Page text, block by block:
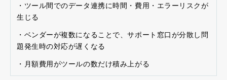
・ツール間でのデータ連携に時間・費用・エラーリスクが
生じる
・ベンダーが複数になることで、サポート窓口が分散し問
題発生時の対応が遅くなる
・月額費用がツールの数だけ積み上がる